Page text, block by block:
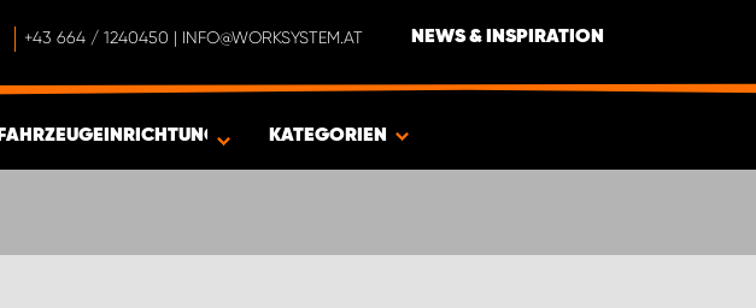
+43 664 / 1240450 | INFO@WORKSYSTEM.AT NEWS & INSPIRATION
FAHRZEUGEINRICHTUNGEN FÜR DODGE UND RAM PICKUPS
KATEGORIEN